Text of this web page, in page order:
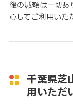
後の減額は一切あ
心してご利用いた
千葉県芝
用いただ